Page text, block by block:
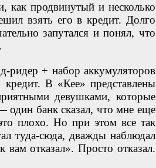
как продвинутый и несколько
взять его в кредит. Долго
запутался и понял, что
ридер + набор аккумуляторов
В «Кее» представлены
девушками, которые
один банк сказал, что мне еще
плохо. Но при этом все так
туда-сюда, дважды наблюдал
вам отказал». Просто отказал.